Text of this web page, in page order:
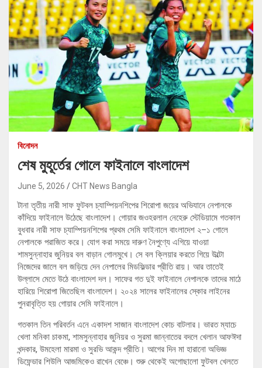
বিনোদন
শেষ মুহূর্তের গোলে ফাইনালে বাংলাদেশ
June 5, 2026 CHT News Bangla
টানা তৃতীয় নারী সাফ ফুটবল চ্যাম্পিয়নশিপের শিরোপা জয়ের অভিযানে নেপালকে
কাঁদিয়ে ফাইনালে উঠেছে বাংলাদেশ। গোয়ার জওহরলাল নেহেরু স্টেডিয়ামে গতকাল
বুধবার নারী সাফ চ্যাম্পিয়নশিপের প্রথম সেমি ফাইনালে বাংলাদেশ ২–১ গোলে
নেপালকে পরাজিত করে। যোগ করা সময়ে দারুণ নৈপুণ্যে এগিয়ে যাওয়া
শামসুন্নাহার জুনিয়র বল বাড়ান গোলমুখে। সে বল ক্লিয়ার করতে গিয়ে উল্টো
নিজেদের জালে বল জড়িয়ে দেন নেপালের মিডফিল্ডার প্রীতি রায়। আর তাতেই
উল্লাসে মেতে উঠে বাংলাদেশ দল। সাফের গত দুই ফাইনালে নেপালকে তাদের মাঠে
হারিয়ে শিরোপা জিতেছিল বাংলাদেশ। ২০২৪ সালের ফাইনালের স্কোর লাইনের
পুনরাবৃত্তি হয় গোয়ার সেমি ফাইনালে।
গতকাল তিন পরিবর্তন এনে একাদশ সাজান বাংলাদেশ কোচ বাটলার। ভারত ম্যাচে
খেলা মনিকা চাকমা, শামসুন্নাহার জুনিয়র ও সুরমা জান্নাতের বদলে খেলান আফঈদা
খন্দকার, উমহেলা মারমা ও সুরভি আকন্দ প্রীতি। আগের দিন মা হারানো অভিজ্ঞ
ডিফেন্ডার শিউলি আজমিকেও রাখেন বেঞ্চে। শুরু থেকেই অগোছালো ফুটবল খেলতে